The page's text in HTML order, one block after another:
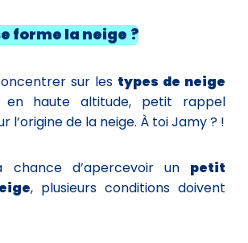
forme la neige ?
sur les types de neige
en haute altitude, petit rappel
l’origine de la neige. À toi Jamy ? !
chance d’apercevoir un petit
, plusieurs conditions doivent